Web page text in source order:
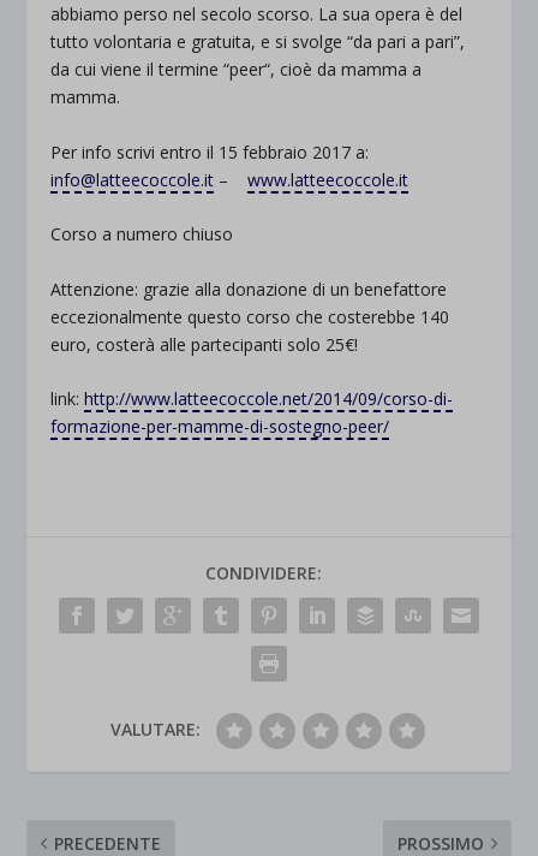
abbiamo perso nel secolo scorso. La sua opera è del
tutto volontaria e gratuita, e si svolge “da pari a pari”,
da cui viene il termine “peer“, cioè da mamma a
mamma.
Per info scrivi entro il 15 febbraio 2017 a:
info@latteecoccole.it –www.latteecoccole.it
Corso a numero chiuso
Attenzione: grazie alla donazione di un benefattore
eccezionalmente questo corso che costerebbe 140
euro, costerà alle partecipanti solo 25€!
link:http://www.latteecoccole.net/2014/09/corso-di-
formazione-per-mamme-di-sostegno-peer/
CONDIVIDERE:
VALUTARE:
PRECEDENTE PROSSIMO